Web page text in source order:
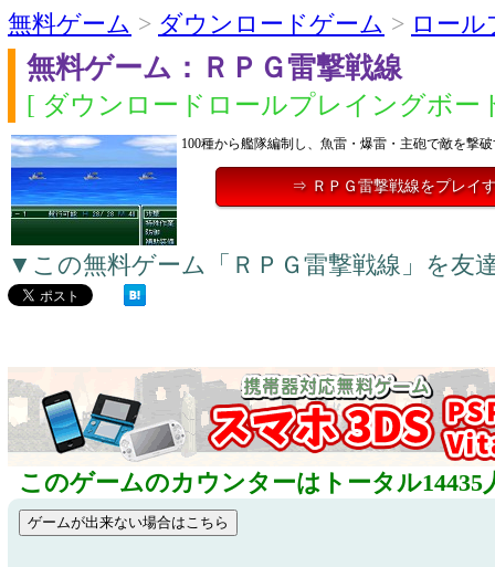
無料ゲーム > ダウンロードゲーム > ロー
無料ゲーム：ＲＰＧ雷撃戦線
[ ダウンロードロールプレイングボー
100種から艦隊編制し、魚雷・爆雷・主砲で敵を撃
⇒ ＲＰＧ雷撃戦線をプレイ
▼この無料ゲーム「ＲＰＧ雷撃戦線」を友
このゲームのカウンターはトータル14435